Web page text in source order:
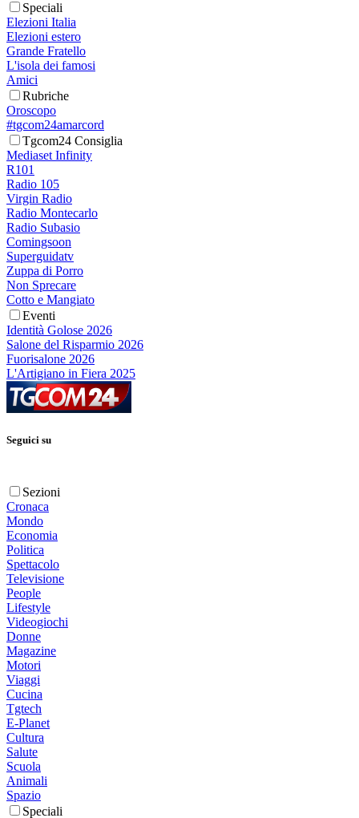
Speciali
Elezioni Italia
Elezioni estero
Grande Fratello
L'isola dei famosi
Amici
Rubriche
Oroscopo
#tgcom24amarcord
Tgcom24 Consiglia
Mediaset Infinity
R101
Radio 105
Virgin Radio
Radio Montecarlo
Radio Subasio
Comingsoon
Superguidatv
Zuppa di Porro
Non Sprecare
Cotto e Mangiato
Eventi
Identità Golose 2026
Salone del Risparmio 2026
Fuorisalone 2026
L'Artigiano in Fiera 2025
Seguici su
Sezioni
Cronaca
Mondo
Economia
Politica
Spettacolo
Televisione
People
Lifestyle
Videogiochi
Donne
Magazine
Motori
Viaggi
Cucina
Tgtech
E-Planet
Cultura
Salute
Scuola
Animali
Spazio
Speciali